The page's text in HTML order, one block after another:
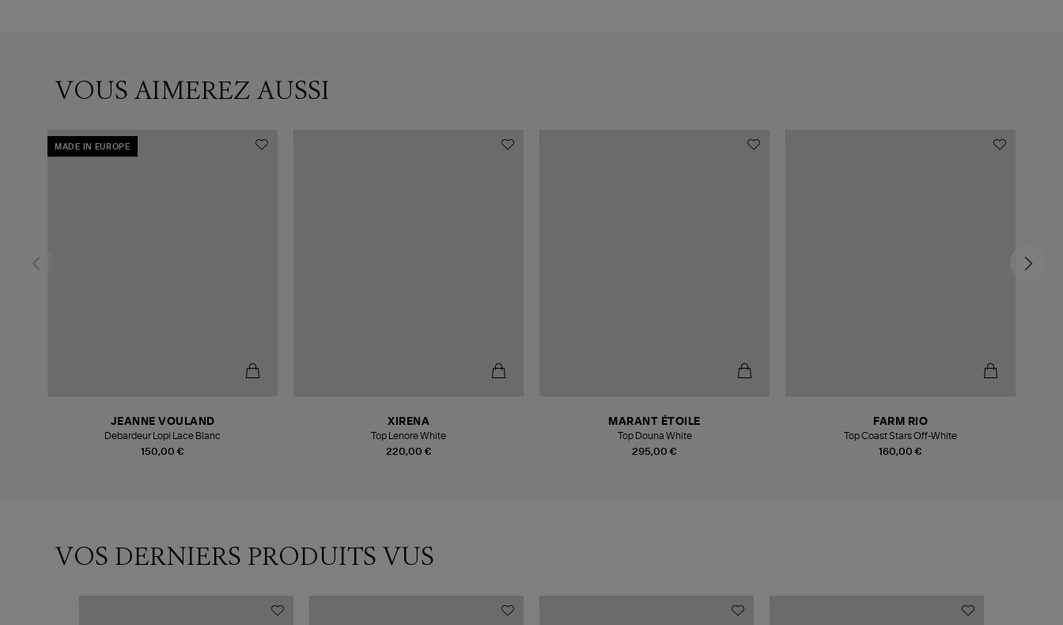
VOUS AIMEREZ AUSSI
MADE IN EUROPE
150,00 €
JEANNE VOULAND
Debardeur Lopi Lace Blanc
220,00 €
XIRENA
Top Lenore White
295,00 €
MARANT ÉTOILE
Top Douna White
160,00 €
FARM RIO
Top Coast Stars Off-White
VOS DERNIERS PRODUITS VUS